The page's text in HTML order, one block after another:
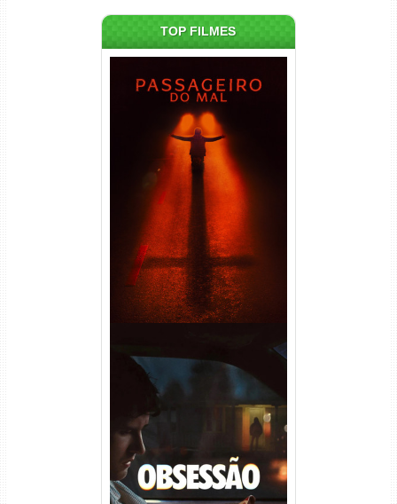
TOP FILMES
Passageiro do Mal Torrent
(2026) WEB-DL 1080p Dual
Áudio
Obsessão Torrent (2026)
WEB-DL 1080p/4K Dual
Áudio